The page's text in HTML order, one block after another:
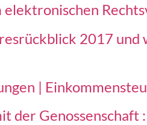
elektronischen
2017
|
der Genossenschaft